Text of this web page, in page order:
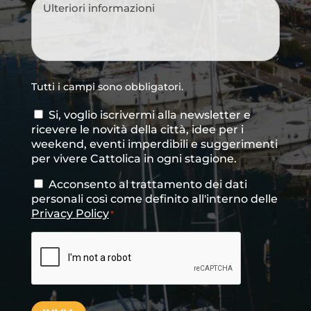
Messaggio*
Tutti i campi sono obbligatori.
Consenso
newsletter
Si, voglio iscrivermi alla newsletter e
ricevere le novità della città, idee per i
weekend, eventi imperdibili e suggerimenti
per vivere Cattolica in ogni stagione.
Consenso*
Acconsento al trattamento dei dati
personali così come definito all'interno delle
Privacy Policy*